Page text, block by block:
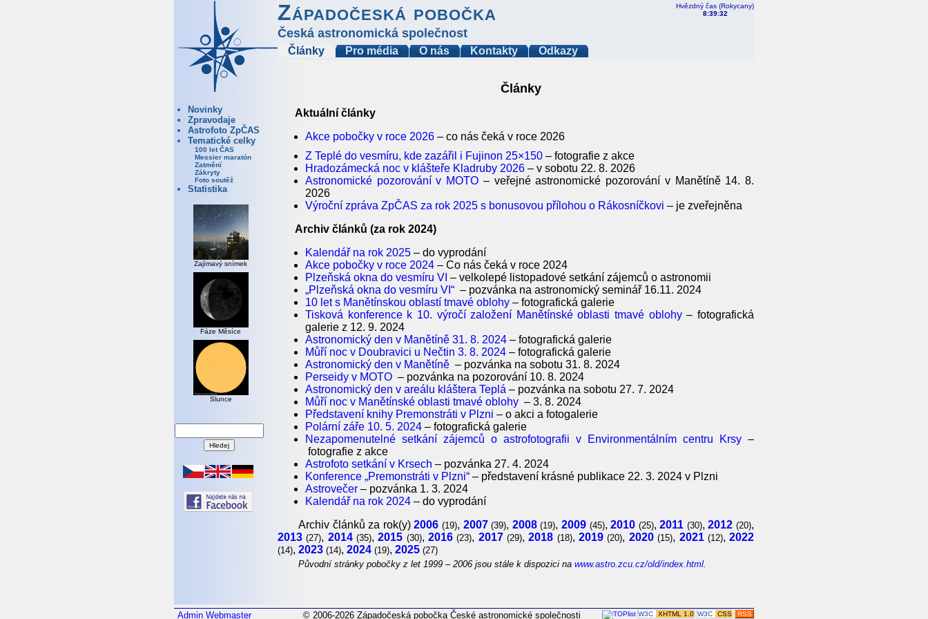
Hvězdný čas (Rokycany)
8:39:32
Západočeská pobočka
Česká astronomická společnost
Články Pro média O nás Kontakty Odkazy
Novinky
Zpravodaje
Astrofoto ZpČAS
Tematické celky
100 let ČAS
Messier maratón
Zatmění
Zákryty
Foto soutěž
Statistika
Zajímavý snímek
Fáze Měsíce
Slunce
Články
Aktuální články
Akce pobočky v roce 2026 – co nás čeká v roce 2026
Z Teplé do vesmíru, kde zazářil i Fujinon 25×150 – fotografie z akce
Hradozámecká noc v klášteře Kladruby 2026 – v sobotu 22. 8. 2026
Astronomické pozorování v MOTO – veřejné astronomické pozorování v Manětíně 14. 8.
2026
Výroční zpráva ZpČAS za rok 2025 s bonusovou přílohou o Rákosníčkovi – je zveřejněna
Archiv článků (za rok 2024)
Kalendář na rok 2025 – do vyprodání
Akce pobočky v roce 2024 – Co nás čeká v roce 2024
Plzeňská okna do vesmíru VI – velkolepé listopadové setkání zájemců o astronomii
„Plzeňská okna do vesmíru VI“ – pozvánka na astronomický seminář 16.11. 2024
10 let s Manětínskou oblastí tmavé oblohy – fotografická galerie
Tisková konference k 10. výročí založení Manětínské oblasti tmavé oblohy– fotografická
galerie z 12. 9. 2024
Astronomický den v Manětíně 31. 8. 2024 – fotografická galerie
Můří noc v Doubravici u Nečtin 3. 8. 2024 – fotografická galerie
Astronomický den v Manětíně – pozvánka na sobotu 31. 8. 2024
Perseidy v MOTO – pozvánka na pozorování 10. 8. 2024
Astronomický den v areálu kláštera Teplá – pozvánka na sobotu 27. 7. 2024
Můří noc v Manětínské oblasti tmavé oblohy – 3. 8. 2024
Představení knihy Premonstráti v Plzni – o akci a fotogalerie
Polární záře 10. 5. 2024 – fotografická galerie
Nezapomenutelné setkání zájemců o astrofotografii v Environmentálním centru Krsy –
fotografie z akce
Astrofoto setkání v Krsech – pozvánka 27. 4. 2024
Konference „Premonstráti v Plzni“ – představení krásné publikace 22. 3. 2024 v Plzni
Astrovečer – pozvánka 1. 3. 2024
Kalendář na rok 2024 – do vyprodání
Archiv článků za rok(y)2006 (19), 2007 (39), 2008 (19), 2009 (45),2010 (25),2011 (30),2012 (20),
2013 (27), 2014 (35),2015 (30),2016 (23), 2017 (29),2018 (18),2019 (20), 2020 (15), 2021 (12),2022
(14), 2023 (14), 2024 (19), 2025 (27)
Původní stránky pobočky z let 1999 – 2006 jsou stále k dispozici na www.astro.zcu.cz/old/index.html.
Admin Webmaster W3C XHTML 1.0 W3C CSS RSS
© 2006-2026 Západočeská pobočka České astronomické společnosti